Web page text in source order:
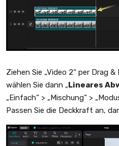
Ziehen Sie „Video 2“ per Drag
wählen Sie dann „Lineares
„Einfach“ > „Mischung“ >
Passen Sie die Deckkraft an,